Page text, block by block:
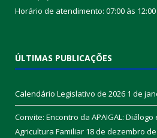
Horário de atendimento: 07:00 às 12:00
ÚLTIMAS PUBLICAÇÕES
Calendário Legislativo de 2026 1 de
Convite: Encontro da APAIGAL:
Agricultura Familiar 18 de dezembro de